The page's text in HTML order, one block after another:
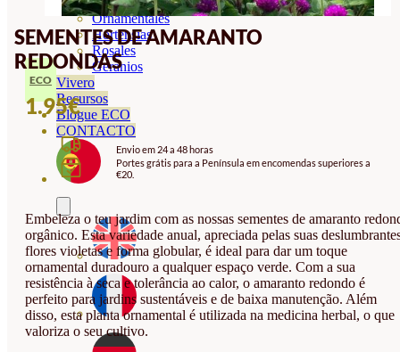
Ornamentales
Hortensias
Rosales
Geranios
Vivero
Recursos
Blogue ECO
CONTACTO
SEMENTES DE AMARANTO
REDONDAS
ECO
1.95€
Envio em 24 a 48 horas
Portes grátis para a Península em encomendas superiores a
€20.
Embeleza o teu jardim com as nossas sementes de amaranto
orgânico. Esta variedade anual, apreciada pelas suas
flores violetas e forma globular, é ideal para dar um toque
ornamental duradouro a qualquer espaço verde. Com a sua
resistência à seca e tolerância ao calor, o amaranto redondo é
perfeito para jardins sustentáveis e de baixa manutenção. Além
disso, esta planta ornamental é utilizada na medicina herbal, o que
valoriza o seu cultivo.